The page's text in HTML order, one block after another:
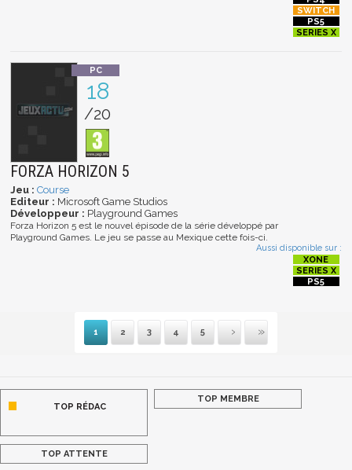
18
/20
FORZA HORIZON 5
Jeu : Course
Editeur : Microsoft Game Studios
Développeur : Playground Games
Forza Horizon 5 est le nouvel épisode de la série développé par
Playground Games. Le jeu se passe au Mexique cette fois-ci.
Aussi disponible sur :
1 2 3 4 5
Suivante
Dernière
TOP RÉDAC
TOP MEMBRE
TOP ATTENTE